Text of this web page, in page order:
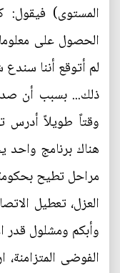
المستوى)
الحصول على
لم أتوقع أننا
ذلك... بسبب أن
وقتاً طويلاً أدرس
هناك برنامج
مراحل تطيح
العزل، تعطيل
وأبكم ومشلول قدر
الفوضى